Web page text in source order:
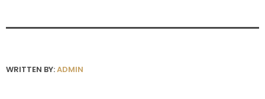
WRITTEN BY:ADMIN